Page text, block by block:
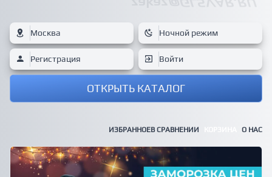
Москва Ночной режим
Регистрация Войти
ОТКРЫТЬ КАТАЛОГ
ИЗБРАННОЕВ СРАВНЕНИИ О НАС